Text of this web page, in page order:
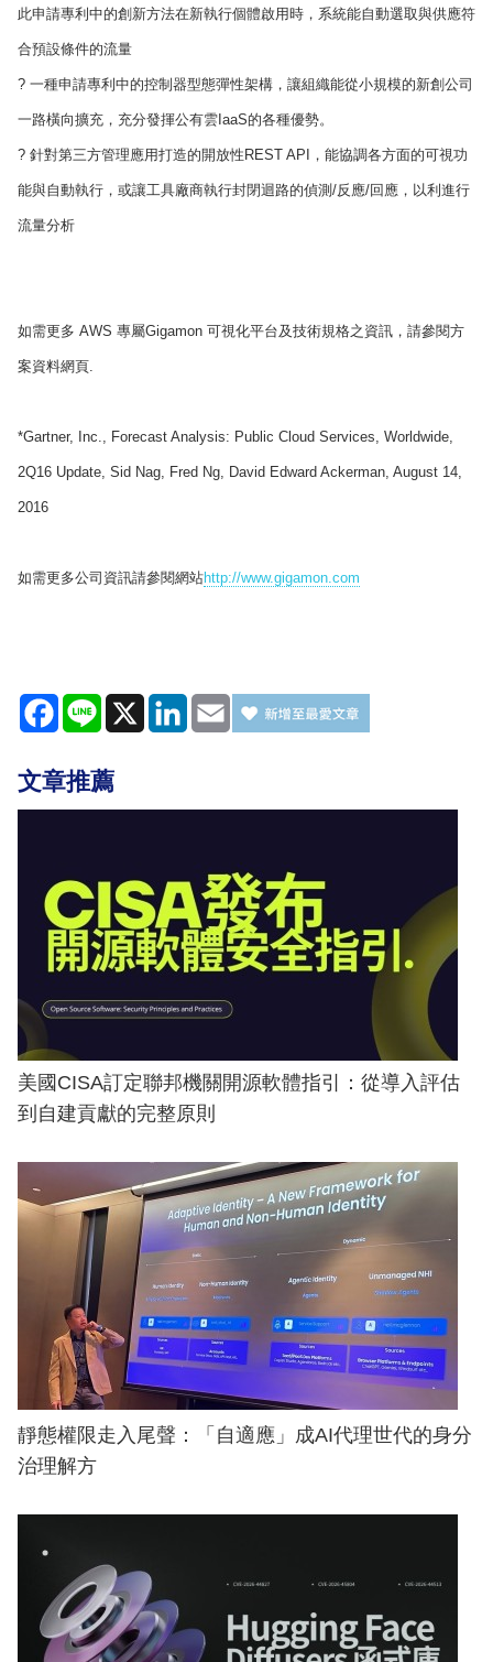
此申請專利中的創新方法在新執行個體啟用時，系統能自動選取與供應符
合預設條件的流量
? 一種申請專利中的控制器型態彈性架構，讓組織能從小規模的新創公司
一路橫向擴充，充分發揮公有雲IaaS的各種優勢。
? 針對第三方管理應用打造的開放性REST API，能協調各方面的可視功
能與自動執行，或讓工具廠商執行封閉迴路的偵測/反應/回應，以利進行
流量分析
如需更多 AWS 專屬Gigamon 可視化平台及技術規格之資訊，請參閱方
案資料網頁.
*Gartner, Inc., Forecast Analysis: Public Cloud Services, Worldwide,
2Q16 Update, Sid Nag, Fred Ng, David Edward Ackerman, August 14,
2016
如需更多公司資訊請參閱網站http://www.gigamon.com
Facebook
Line X LinkedIn
Email
文章推薦
美國CISA訂定聯邦機關開源軟體指引：從導入評估
到自建貢獻的完整原則
靜態權限走入尾聲：「自適應」成AI代理世代的身分
治理解方